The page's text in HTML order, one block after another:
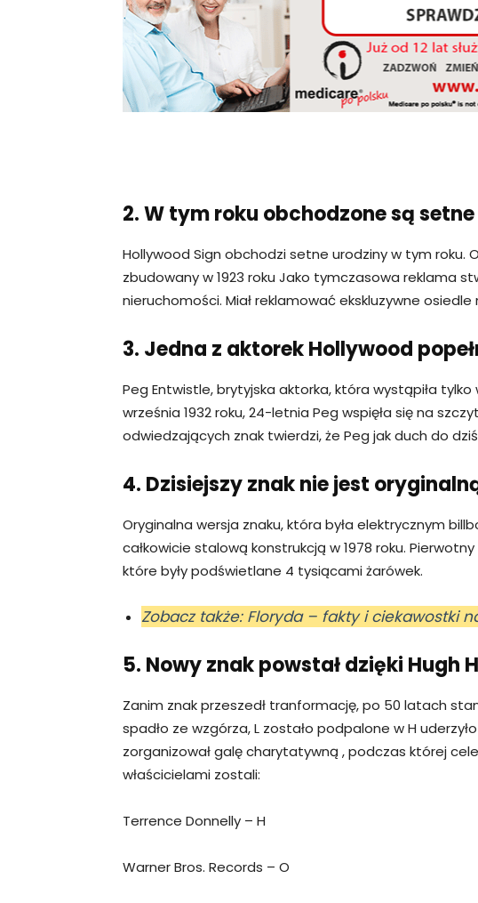
2. W tym roku obchodzone są
Hollywood Sign obchodzi setne urodziny w tym roku.
zbudowany w 1923 roku Jako tymczasowa reklama
nieruchomości. Miał reklamować ekskluzywne
3. Jedna z aktorek Hollywood
Peg Entwistle, brytyjska aktorka, która wystąpiła
września 1932 roku, 24-letnia Peg wspięła się na
odwiedzających znak twierdzi, że Peg jak duch do
4. Dzisiejszy znak nie jest
Oryginalna wersja znaku, która była elektrycznym
całkowicie stalową konstrukcją w 1978 roku.
które były podświetlane 4 tysiącami żarówek.
Zobacz także: Floryda – fakty i ciekawostki
5. Nowy znak powstał dzięki Hugh
Zanim znak przeszedł tranformację, po 50 latach
spadło ze wzgórza, L zostało podpalone w H
zorganizował galę charytatywną , podczas której
właścicielami zostali:
Terrence Donnelly – H
Warner Bros. Records – O